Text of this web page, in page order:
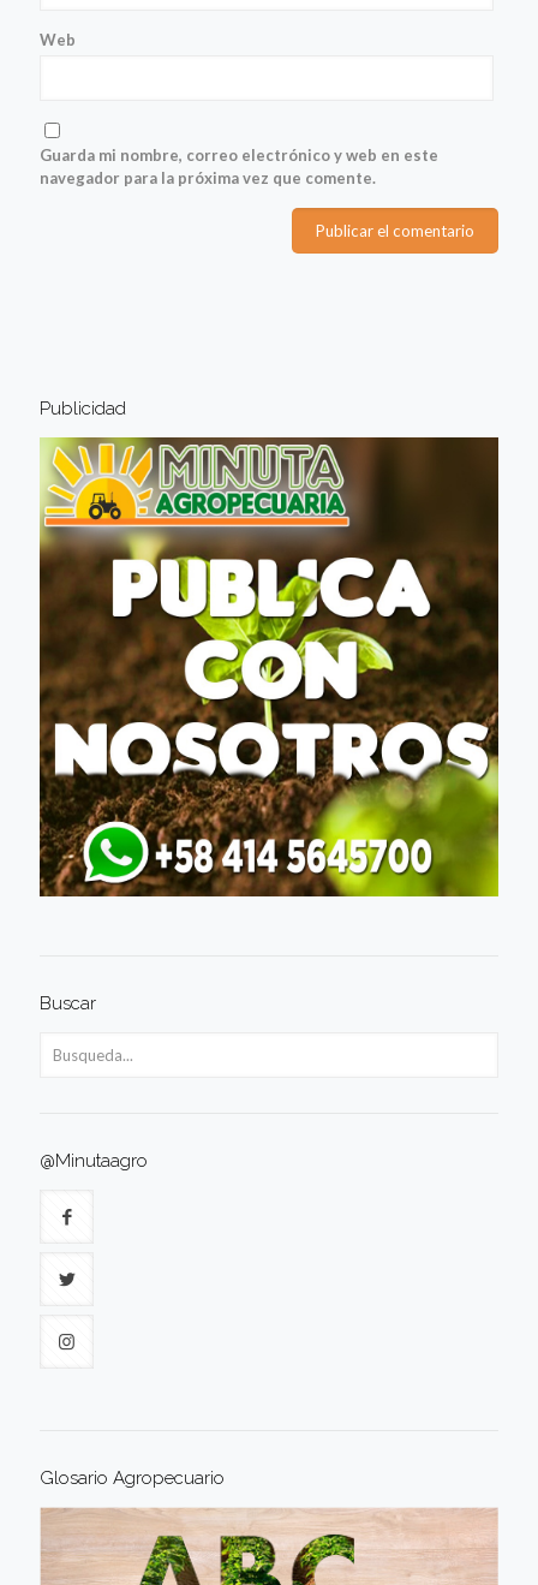
Web
Guarda mi nombre, correo electrónico y web en este
navegador para la próxima vez que comente.
Publicidad
Buscar
@Minutaagro
Glosario Agropecuario